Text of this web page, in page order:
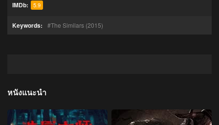
IMDb: 5.9
Keywords: The Similars (2015)
หนังแนะนำ